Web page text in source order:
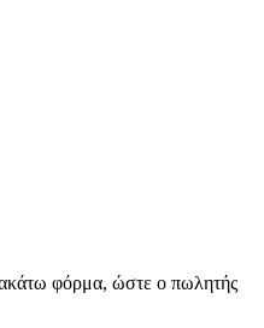
φόρμα, ώστε ο πωλητής